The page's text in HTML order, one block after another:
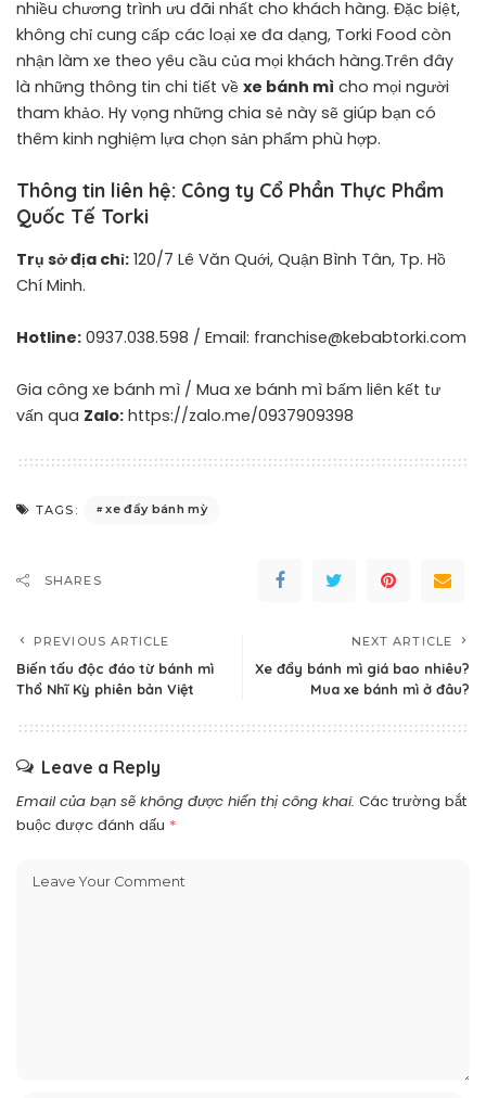
nhiều chương trình ưu đãi nhất cho khách hàng. Đặc biệt,
không chỉ cung cấp các loại xe đa dạng, Torki Food còn
nhận làm xe theo yêu cầu của mọi khách hàng.Trên đây
là những thông tin chi tiết về xe bánh mì cho mọi người
tham khảo. Hy vọng những chia sẻ này sẽ giúp bạn có
thêm kinh nghiệm lựa chọn sản phẩm phù hợp.
Thông tin liên hệ: Công ty Cổ Phần Thực Phẩm
Quốc Tế Torki
Trụ sở địa chỉ: 120/7 Lê Văn Quới, Quận Bình Tân, Tp. Hồ
Chí Minh.
Hotline: 0937.038.598 / Email: franchise@kebabtorki.com
Gia công xe bánh mì / Mua xe bánh mì bấm liên kết tư
vấn qua Zalo: https://zalo.me/0937909398
TAGS: xe đẩy bánh mỳ
SHARES
PREVIOUS ARTICLE
Biến tấu độc đáo từ bánh mì
Thổ Nhĩ Kỳ phiên bản Việt
NEXT ARTICLE
Xe đẩy bánh mì giá bao nhiêu?
Mua xe bánh mì ở đâu?
Leave a Reply
Email của bạn sẽ không được hiển thị công khai. Các trường bắt
buộc được đánh dấu *